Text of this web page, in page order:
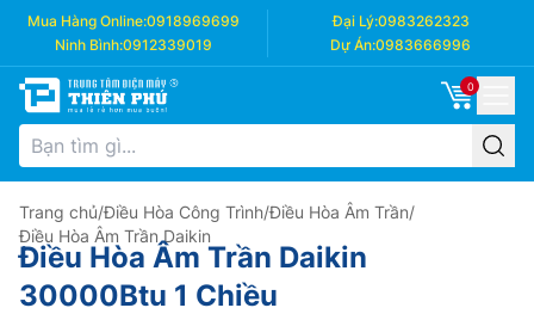
Mua Hàng Online:0918969699 Đại Lý:0983262323
Ninh Bình:0912339019 Dự Án:0983666996
0
Trang chủ/Điều Hòa Công Trình/Điều Hòa Âm Trần/
Điều Hòa Âm Trần Daikin
Điều Hòa Âm Trần Daikin
30000Btu 1 Chiều